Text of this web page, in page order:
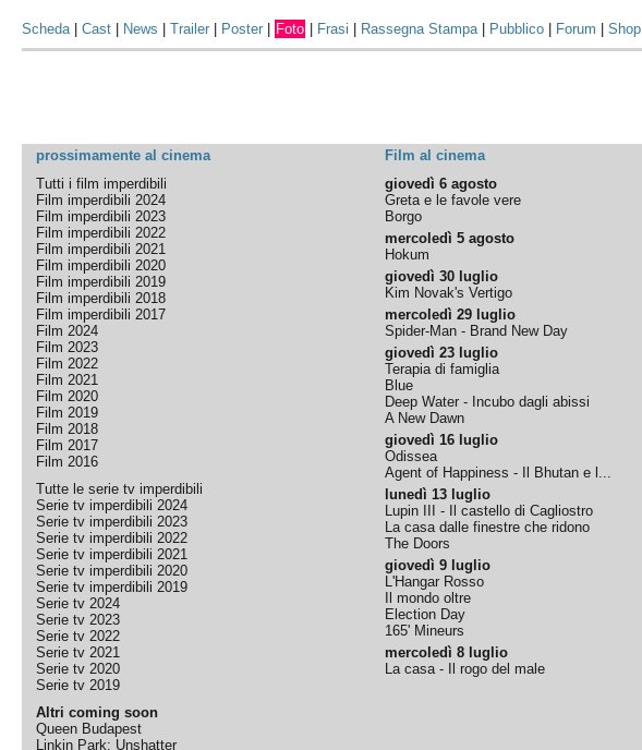
Scheda|Cast News |Trailer Poster Foto Frasi Rassegna Stampa| Pubblico Forum |Shop
prossimamente al cinema Film al cinema
Tutti i film imperdibili
Film imperdibili 2024
Film imperdibili 2023
Film imperdibili 2022
Film imperdibili 2021
Film imperdibili 2020
Film imperdibili 2019
Film imperdibili 2018
Film imperdibili 2017
Film 2024
Film 2023
Film 2022
Film 2021
Film 2020
Film 2019
Film 2018
Film 2017
Film 2016
Tutte le serie tv imperdibili
Serie tv imperdibili 2024
Serie tv imperdibili 2023
Serie tv imperdibili 2022
Serie tv imperdibili 2021
Serie tv imperdibili 2020
Serie tv imperdibili 2019
Serie tv 2024
Serie tv 2023
Serie tv 2022
Serie tv 2021
Serie tv 2020
Serie tv 2019
Altri coming soon
Queen Budapest
Linkin Park: Unshatter
giovedì 6 agosto
Greta e le favole vere
Borgo
mercoledì 5 agosto
Hokum
giovedì 30 luglio
Kim Novak's Vertigo
mercoledì 29 luglio
Spider-Man - Brand New Day
giovedì 23 luglio
Terapia di famiglia
Blue
Deep Water - Incubo dagli abissi
A New Dawn
giovedì 16 luglio
Odissea
Agent of Happiness - Il Bhutan e l...
lunedì 13 luglio
Lupin III - Il castello di Cagliostro
La casa dalle finestre che ridono
The Doors
giovedì 9 luglio
L'Hangar Rosso
Il mondo oltre
Election Day
165' Mineurs
mercoledì 8 luglio
La casa - Il rogo del male